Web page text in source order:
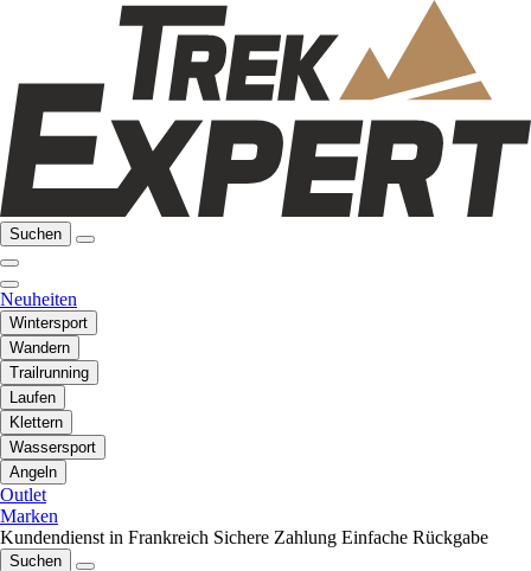
Suchen
Neuheiten
Wintersport
Wandern
Trailrunning
Laufen
Klettern
Wassersport
Angeln
Outlet
Marken
Kundendienst in Frankreich Sichere Zahlung Einfache Rückgabe
Suchen